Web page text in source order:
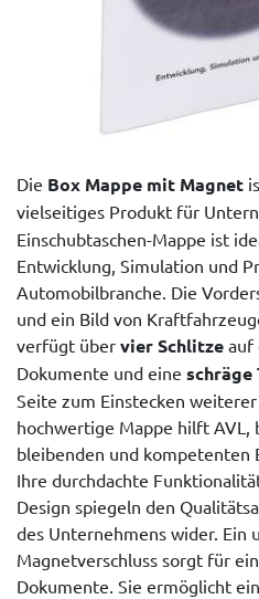
Die Box Mappe mit Magnet
vielseitiges Produkt für
Einschubtaschen-Mappe ist
Entwicklung, Simulation und
Automobilbranche. Die
und ein Bild von
verfügt über vier Schlitze auf
Dokumente und eine schräge
Seite zum Einstecken
hochwertige Mappe hilft AVL,
bleibenden und kompetenten
Ihre durchdachte
Design spiegeln den
des Unternehmens wider. Ein
Magnetverschluss sorgt für
Dokumente. Sie ermöglicht